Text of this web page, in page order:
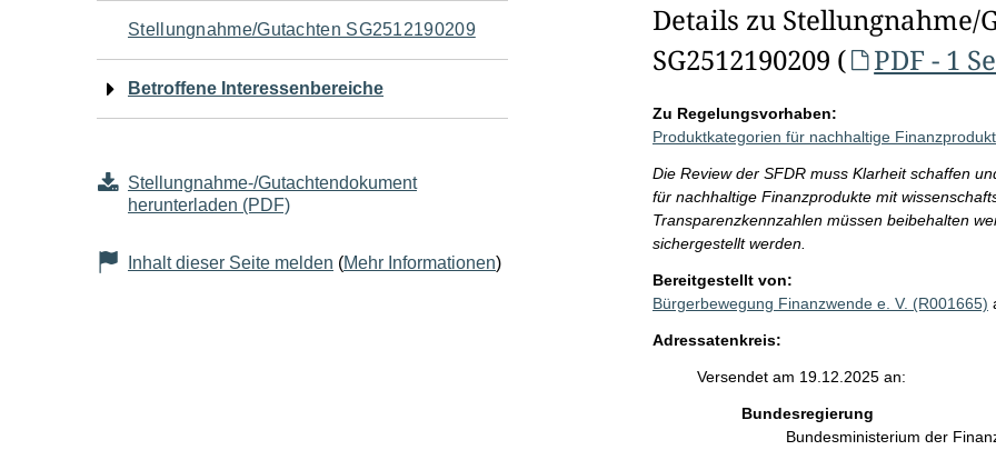
Navigation
für
Seiteninhalt
Stellungnahme/Gutachten SG2512190209
Betroffene Interessenbereiche
Stellungnahme-/Gutachtendokument
herunterladen (PDF)
Inhalt dieser Seite melden (Mehr Informationen)
Details zu Stellungnahme/
SG2512190209 (
PDF - 1
Zu Regelungsvorhaben:
Produktkategorien für nachhaltige
Die Review der SFDR muss Klarheit schaffen
für nachhaltige Finanzprodukte mit
Transparenzkennzahlen müssen beibehalten
sichergestellt werden.
Bereitgestellt von:
Bürgerbewegung Finanzwende e. V. (R001665)
Adressatenkreis:
Versendet am 19.12.2025 an:
Bundesregierung
Bundesministerium der